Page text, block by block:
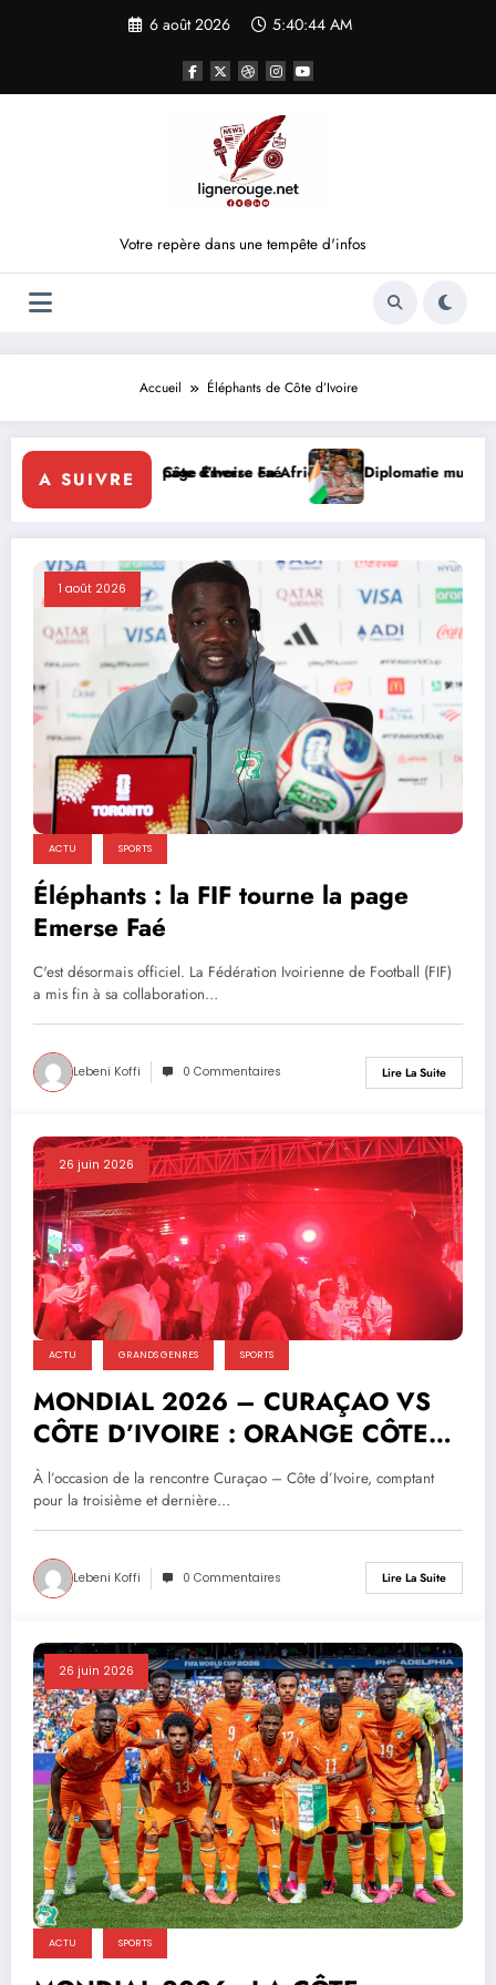
6 août 2026 5:40:44 AM
Votre repère dans une tempête d'infos
Accueil Éléphants de Côte d’Ivoire
A SUIVRE
de la Côte d’Ivoire en Afrique
tourne la page Emerse Faé Diplomatie multilatérale : à
1 août 2026
ACTU SPORTS
Éléphants : la FIF tourne la page
Emerse Faé
C'est désormais officiel. La Fédération Ivoirienne de Football (FIF)
a mis fin à sa collaboration…
Lebeni Koffi 0 Commentaires Lire La Suite
26 juin 2026
ACTU GRANDS GENRES SPORTS
MONDIAL 2026 – CURAÇAO VS
CÔTE D’IVOIRE : ORANGE CÔTE
D’IVOIRE FAIT VIBRER LES
SUPPORTERS IVOIRIENS !
À l’occasion de la rencontre Curaçao – Côte d’Ivoire, comptant
pour la troisième et dernière…
Lebeni Koffi 0 Commentaires Lire La Suite
26 juin 2026
ACTU SPORTS